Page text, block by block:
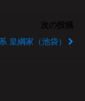
皇綱家（池袋）